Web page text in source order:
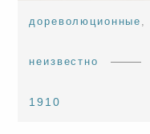
дореволюционные
неизвестно
1910